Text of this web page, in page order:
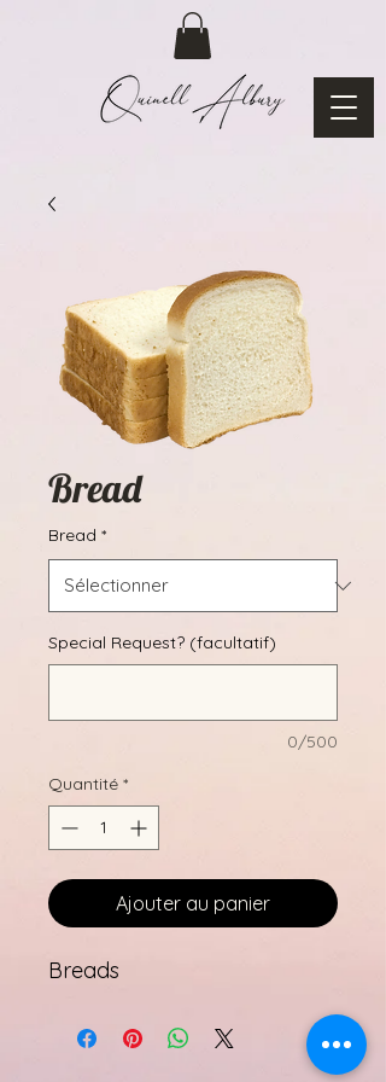
Bread
Bread *
Special Request? (facultatif)
0/500
Quantité *
Ajouter au panier
Breads